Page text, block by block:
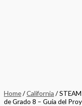
Home/California /
de Grado 8 – Guía del